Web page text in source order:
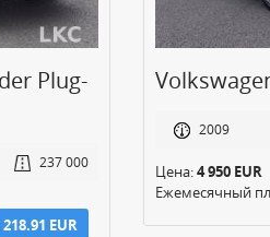
Plug-
237 000
218.91 EUR
2009
Цена:4 950 EUR
Ежемесячный